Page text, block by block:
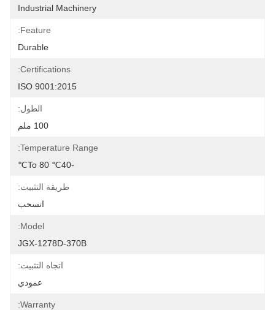
Industrial Machinery
Feature:
Durable
Certifications:
ISO 9001:2015
الطول:
100 ملم
Temperature Range:
طريقة التثبيت:
انسحب
Model:
JGX-1278D-370B
اتجاه التثبيت:
عمودي
Warranty: